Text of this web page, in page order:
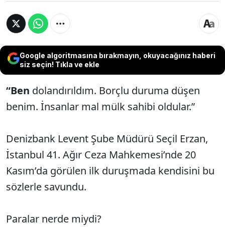
Google algoritmasına bırakmayın, okuyacağınız haberi
siz seçin! Tıkla ve ekle
“Ben dolandırıldım. Borçlu duruma düşen
benim. İnsanlar mal mülk sahibi oldular.”
Denizbank Levent Şube Müdürü Seçil Erzan,
İstanbul 41. Ağır Ceza Mahkemesi’nde 20
Kasım’da görülen ilk duruşmada kendisini bu
sözlerle savundu.
Paralar nerde miydi?